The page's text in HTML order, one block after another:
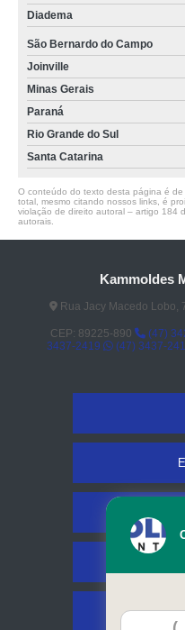
Diadema
São Bernardo do Campo
Joinville
Minas Gerais
Paraná
Rio Grande do Sul
Santa Catarina
O conteúdo do texto desta página é
total, mesmo citando nossos links, é
violação de direito autoral – artigo 184
autorais
Kammoldes
Rua Jacy Macedo Lobo,
CEP: 89225-890
(47)
3437-2419
(47) 3437-